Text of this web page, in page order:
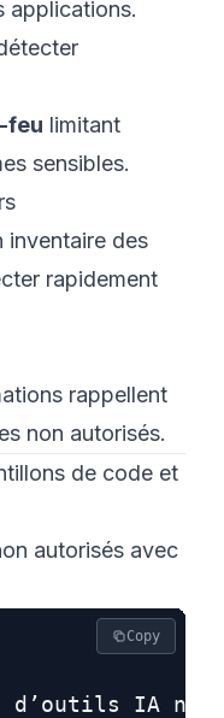
applications.
feu limitant
sensibles.
inventaire des
rapidement
rappellent
non autorisés.
de code et
autorisés avec
IA non
Copy